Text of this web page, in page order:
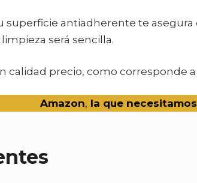
superficie antiadherente te
será sencilla.
calidad precio, como corresponde
Amazon, la que